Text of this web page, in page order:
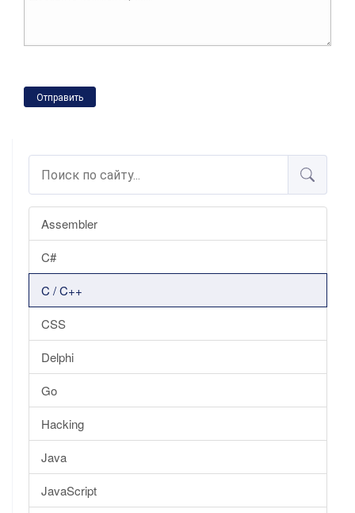
Assembler
C#
C / C++
CSS
Delphi
Go
Hacking
Java
JavaScript
Отправить